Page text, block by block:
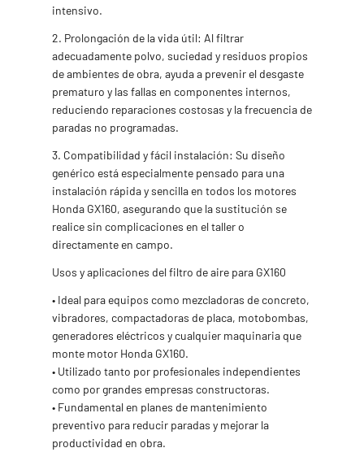
intensivo.
2. Prolongación de la vida útil: Al filtrar
adecuadamente polvo, suciedad y residuos propios
de ambientes de obra, ayuda a prevenir el desgaste
prematuro y las fallas en componentes internos,
reduciendo reparaciones costosas y la frecuencia de
paradas no programadas.
3. Compatibilidad y fácil instalación: Su diseño
genérico está especialmente pensado para una
instalación rápida y sencilla en todos los motores
Honda GX160, asegurando que la sustitución se
realice sin complicaciones en el taller o
directamente en campo.
Usos y aplicaciones del filtro de aire para GX160
• Ideal para equipos como mezcladoras de concreto,
vibradores, compactadoras de placa, motobombas,
generadores eléctricos y cualquier maquinaria que
monte motor Honda GX160.
• Utilizado tanto por profesionales independientes
como por grandes empresas constructoras.
• Fundamental en planes de mantenimiento
preventivo para reducir paradas y mejorar la
productividad en obra.